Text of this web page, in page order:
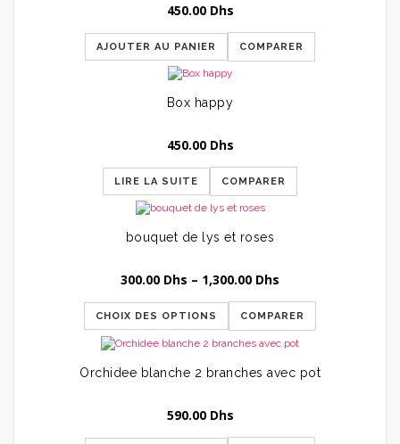
450.00 Dhs
AJOUTER AU PANIER COMPARER
Box happy
450.00 Dhs
LIRE LA SUITE COMPARER
bouquet de lys et roses
300.00 Dhs – 1,300.00 Dhs
CHOIX DES OPTIONS COMPARER
Orchidee blanche 2 branches avec pot
590.00 Dhs